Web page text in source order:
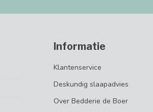
Informatie
Klantenservice
Deskundig slaapadvies
Over Bedderie de Boer